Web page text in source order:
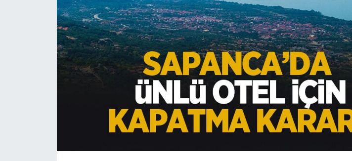
EĞİTİM
MAGAZİN
ÖZEL HABER